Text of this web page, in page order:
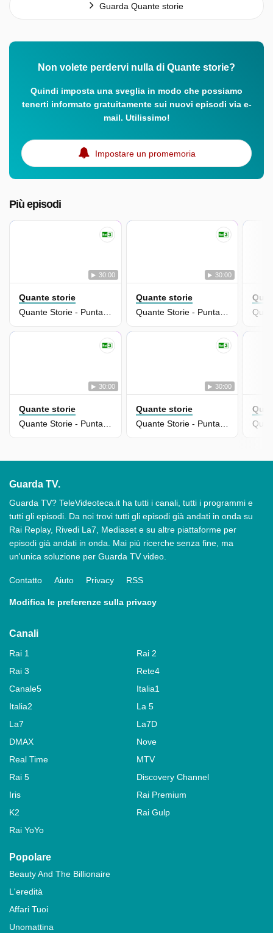
Guarda Quante storie
Non volete perdervi nulla di Quante storie?
Quindi imposta una sveglia in modo che possiamo
tenerti informato gratuitamente sui nuovi episodi via e-
mail. Utilissimo!
Impostare un promemoria
Più episodi
30:00
Quante storie
Quante Storie - Puntata Del 11/12/2025
30:00
Quante storie
Quante Storie - Puntata Del 10/12/2025
30:00
Quante storie
30:00
Quante storie
Guarda TV.
Guarda TV? TeleVideoteca.it ha tutti i canali, tutti i programmi e
tutti gli episodi. Da noi trovi tutti gli episodi già andati in onda su
Rai Replay, Rivedi La7, Mediaset e su altre piattaforme per
episodi già andati in onda. Mai più ricerche senza fine, ma
un'unica soluzione per Guarda TV video.
Contatto Aiuto Privacy RSS
Modifica le preferenze sulla privacy
Canali
Rai 1
Rai 2
Rai 3
Rete4
Canale5
Italia1
Italia2
La 5
La7
La7D
DMAX
Nove
Real Time
MTV
Rai 5
Discovery Channel
Iris
Rai Premium
K2
Rai Gulp
Rai YoYo
Popolare
Beauty And The Billionaire
L'eredità
Affari Tuoi
Unomattina